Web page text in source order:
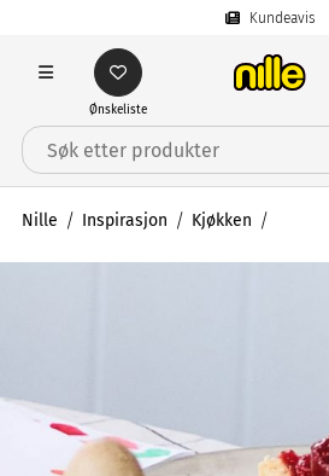
Kundeavis
Ønskeliste
Nille Inspirasjon Kjøkken